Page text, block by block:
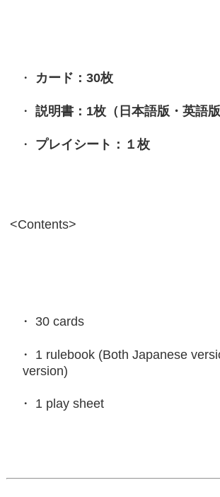
カード：30枚
説明書：1枚（日本語版・英語版
プレイシート：１枚
<Contents>
30 cards
1 rulebook (Both Japanese
version)
1 play sheet